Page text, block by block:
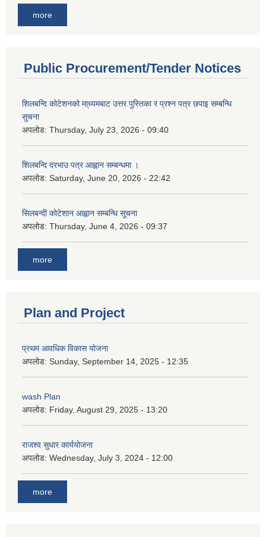
more
Public Procurement/Tender Notices
शिलबन्दि कोटेशनको मा्ध्यमबाट उत्तर पुस्तिका र प्रश्न पत्र छपाइ सम्बन्धि
सुचना
अपलोड: Thursday, July 23, 2026 - 09:40
शिलबन्दि दरभाउ पत्र आह्वान सम्बन्धमा ।
अपलोड: Saturday, June 20, 2026 - 22:42
सिलबन्दी कोटेशान आह्वान सम्बन्धि सूचना
अपलोड: Thursday, June 4, 2026 - 09:37
more
Plan and Project
प्रथम आवधिक विकास योजना
अपलोड: Sunday, September 14, 2025 - 12:35
wash Plan
अपलोड: Friday, August 29, 2025 - 13:20
राजश्व सुधार कार्ययोजना
अपलोड: Wednesday, July 3, 2024 - 12:00
more